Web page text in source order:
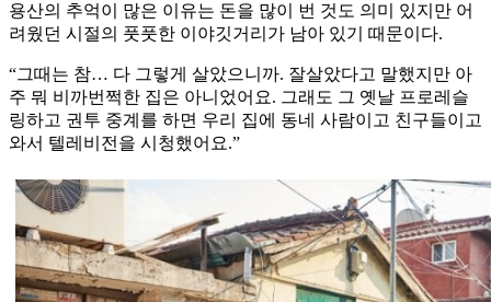
용산의 추억이 많은 이유는 돈을 많이 번 것도 의미 있지만 어
려웠던 시절의 풋풋한 이야깃거리가 남아 있기 때문이다.
“그때는 참… 다 그렇게 살았으니까. 잘살았다고 말했지만 아
주 뭐 비까번쩍한 집은 아니었어요. 그래도 그 옛날 프로레슬
링하고 권투 중계를 하면 우리 집에 동네 사람이고 친구들이고
와서 텔레비전을 시청했어요.”